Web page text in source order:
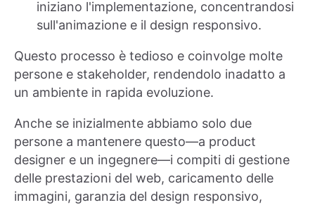
iniziano l'implementazione, concentrandosi
sull'animazione e il design responsivo.
Questo processo è tedioso e coinvolge molte
persone e stakeholder, rendendolo inadatto a
un ambiente in rapida evoluzione.
Anche se inizialmente abbiamo solo due
persone a mantenere questo—a product
designer e un ingegnere—i compiti di gestione
delle prestazioni del web, caricamento delle
immagini, garanzia del design responsivo,